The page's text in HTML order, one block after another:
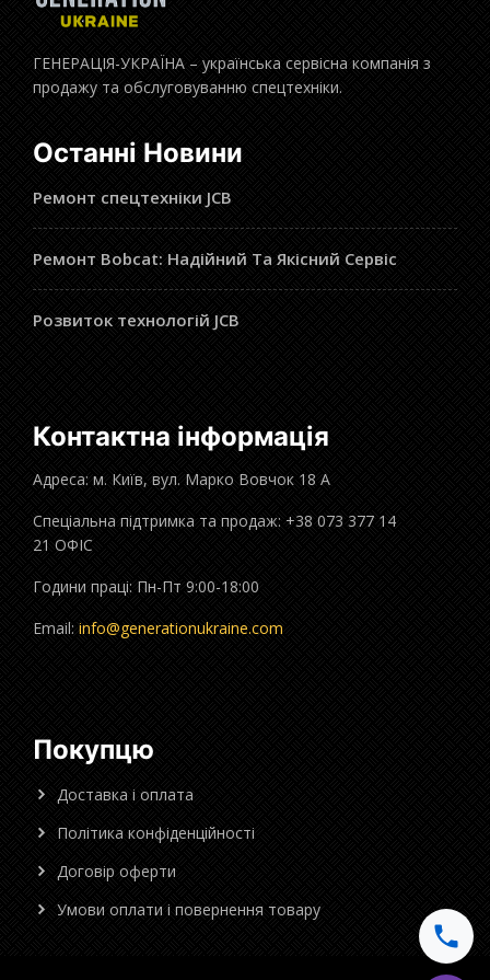
ГЕНЕРАЦІЯ-УКРАЇНА – українська сервісна компанія з
продажу та обслуговуванню спецтехніки.
Останні Новини
Ремонт спецтехніки JCB
Ремонт Bobcat: Надійний Та Якісний Сервіс
Розвиток технологій JCB
Контактна інформація
Адреса: м. Київ, вул. Марко Вовчок 18 А
Спеціальна підтримка та продаж: +38 073 377 14
21 ОФІС
Години праці: Пн-Пт 9:00-18:00
Email: info@generationukraine.com
Покупцю
Доставка і оплата
Політика конфіденційності
Договір оферти
Умови оплати і повернення товару